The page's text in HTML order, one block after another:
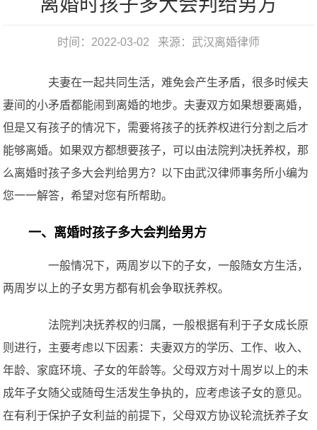
离婚时孩子多大会判给男方
时间：2022-03-02 来源： 武汉离婚律师
夫妻在一起共同生活，难免会产生矛盾，很多时候夫
妻间的小矛盾都能闹到离婚的地步。夫妻双方如果想要离婚，
但是又有孩子的情况下，需要将孩子的抚养权进行分割之后才
能够离婚。如果双方都想要孩子，可以由法院判决抚养权，那
么离婚时孩子多大会判给男方？以下由武汉律师事务所小编为
您一一解答，希望对您有所帮助。
一、离婚时孩子多大会判给男方
一般情况下，两周岁以下的子女，一般随女方生活，
两周岁以上的子女男方都有机会争取抚养权。
法院判决抚养权的归属，一般根据有利于子女成长原
则进行，主要考虑以下因素：夫妻双方的学历、工作、收入、
年龄、家庭环境、子女的年龄等。父母双方对十周岁以上的未
成年子女随父或随母生活发生争执的，应考虑该子女的意见。
在有利于保护子女利益的前提下，父母双方协议轮流抚养子女